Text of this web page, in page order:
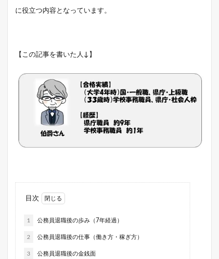
に役立つ内容となっています。
【この記事を書いた人↓】
目次
1 公務員退職後の歩み（7年経過）
2 公務員退職後の仕事（働き方・稼ぎ方）
3 公務員退職後の金銭面